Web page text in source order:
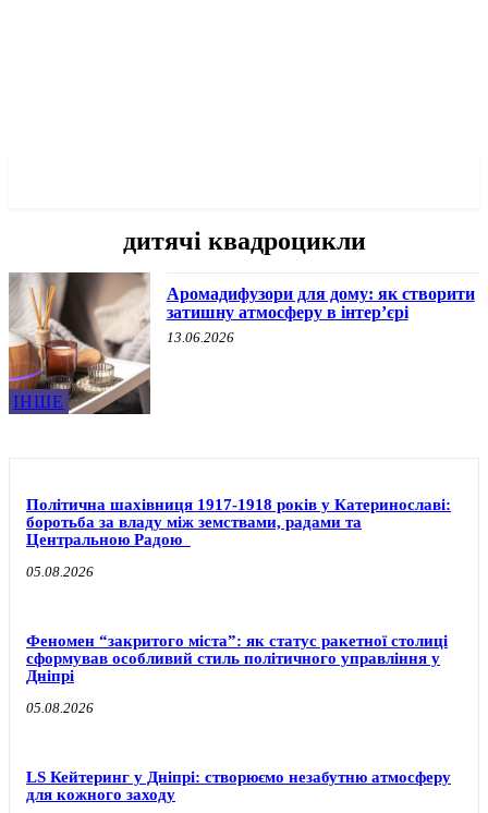
дитячі квадроцикли
ІНШЕ
Аромадифузори для дому: як створити
затишну атмосферу в інтер’єрі
13.06.2026
Політична шахівниця 1917-1918 років у Катеринославі:
боротьба за владу між земствами, радами та
Центральною Радою
05.08.2026
Феномен “закритого міста”: як статус ракетної столиці
сформував особливий стиль політичного управління у
Дніпрі
05.08.2026
LS Кейтеринг у Дніпрі: створюємо незабутню атмосферу
для кожного заходу